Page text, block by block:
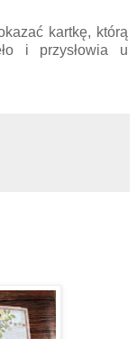
kartkę, którą
i przysłowia u